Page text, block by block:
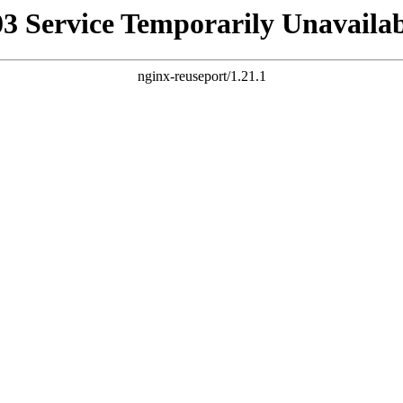
Service Temporarily
nginx-reuseport/1.21.1